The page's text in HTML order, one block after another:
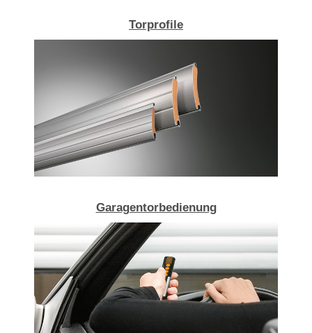
Torprofile
Garagentorbedienung